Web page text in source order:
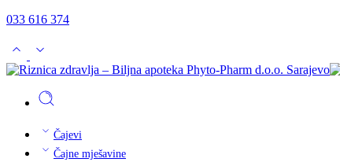
033 616 374
Čajevi
Čajne mješavine